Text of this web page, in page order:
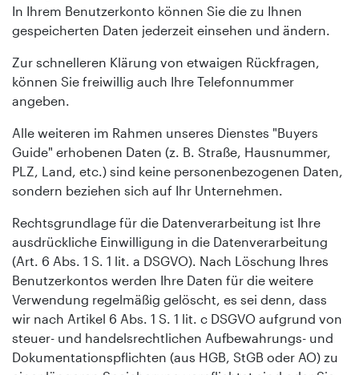
In Ihrem Benutzerkonto können Sie die zu Ihnen
gespeicherten Daten jederzeit einsehen und ändern.
Zur schnelleren Klärung von etwaigen Rückfragen,
können Sie freiwillig auch Ihre Telefonnummer
angeben.
Alle weiteren im Rahmen unseres Dienstes "Buyers
Guide" erhobenen Daten (z. B. Straße, Hausnummer,
PLZ, Land, etc.) sind keine personenbezogenen Daten,
sondern beziehen sich auf Ihr Unternehmen.
Rechtsgrundlage für die Datenverarbeitung ist Ihre
ausdrückliche Einwilligung in die Datenverarbeitung
(Art. 6 Abs. 1 S. 1 lit. a DSGVO). Nach Löschung Ihres
Benutzerkontos werden Ihre Daten für die weitere
Verwendung regelmäßig gelöscht, es sei denn, dass
wir nach Artikel 6 Abs. 1 S. 1 lit. c DSGVO aufgrund von
steuer- und handelsrechtlichen Aufbewahrungs- und
Dokumentationspflichten (aus HGB, StGB oder AO) zu